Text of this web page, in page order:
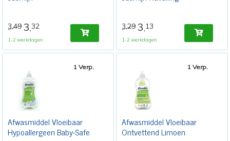
3,49 3,32
1-2 werkdagen
3,29 3,13
1-2 werkdagen
1 Verp.
Afwasmiddel Vloeibaar
Hypoallergeen Baby-Safe
1 Verp.
Afwasmiddel Vloeibaar
Ontvettend Limoen